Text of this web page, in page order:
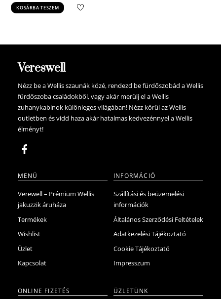
was:
KOSÁRBA TESZEM
Vereswell
Nézz be a Wellis szaunák közé, rendezd be fürdőszobád a Wellis
fürdőszoba családokből, vagy akár merülj el a Wellis
zuhanykabinok különleges világában! Nézz körül az Wellis
outletben és vidd haza akár hatalmas kedvezénnyel a Wellis
élményt!
MENÜ
Verewell – Prémium Wellis
jakuzzik áruháza
Termékek
Wishlist
Üzlet
Kapcsolat
INFORMÁCIÓ
Szállítási és beüzemelési
információk
Általános Szerződési Feltételek
Adatkezelési Tájékoztató
Cookie Tájékoztató
Impresszum
ONLINE FIZETÉS ÜZLETÜNK